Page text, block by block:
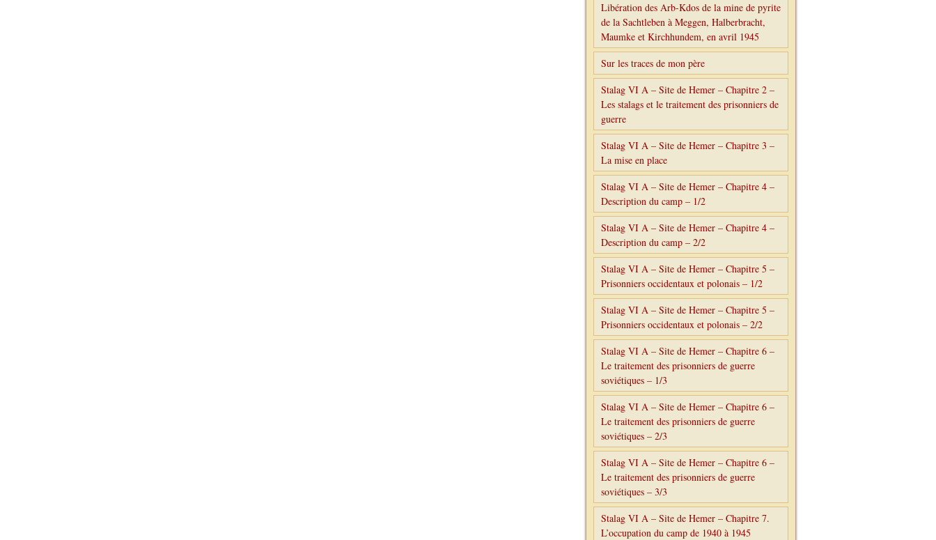
Libération des Arb-Kdos de la mine de pyrite
de la Sachtleben à Meggen, Halberbracht,
Maumke et Kirchhundem, en avril 1945
Sur les traces de mon père
Stalag VI A – Site de Hemer – Chapitre 2 –
Les stalags et le traitement des prisonniers de
guerre
Stalag VI A – Site de Hemer – Chapitre 3 –
La mise en place
Stalag VI A – Site de Hemer – Chapitre 4 –
Description du camp – 1/2
Stalag VI A – Site de Hemer – Chapitre 4 –
Description du camp – 2/2
Stalag VI A – Site de Hemer – Chapitre 5 –
Prisonniers occidentaux et polonais – 1/2
Stalag VI A – Site de Hemer – Chapitre 5 –
Prisonniers occidentaux et polonais – 2/2
Stalag VI A – Site de Hemer – Chapitre 6 –
Le traitement des prisonniers de guerre
soviétiques – 1/3
Stalag VI A – Site de Hemer – Chapitre 6 –
Le traitement des prisonniers de guerre
soviétiques – 2/3
Stalag VI A – Site de Hemer – Chapitre 6 –
Le traitement des prisonniers de guerre
soviétiques – 3/3
Stalag VI A – Site de Hemer – Chapitre 7.
L’occupation du camp de 1940 à 1945